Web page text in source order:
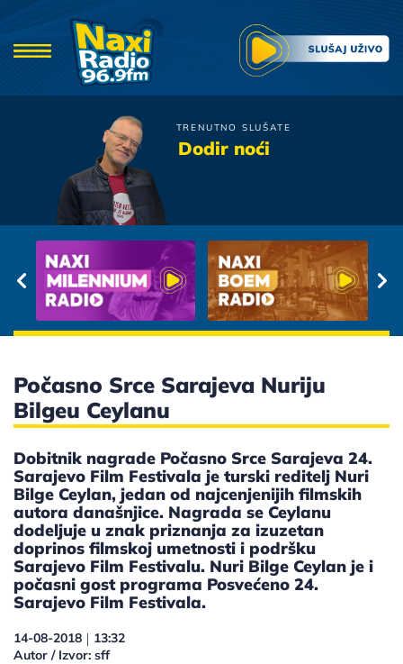
TRENUTNO SLUŠATE
Dodir noćiCrvena Jabuka
Počasno Srce Sarajeva Nuriju
Bilgeu Ceylanu
Dobitnik nagrade Počasno Srce Sarajeva 24.
Sarajevo Film Festivala je turski reditelj Nuri
Bilge Ceylan, jedan od najcenjenijih filmskih
autora današnjice. Nagrada se Ceylanu
dodeljuje u znak priznanja za izuzetan
doprinos filmskoj umetnosti i podršku
Sarajevo Film Festivalu. Nuri Bilge Ceylan je i
počasni gost programa Posvećeno 24.
Sarajevo Film Festivala.
14-08-2018 | 13:32
Autor / Izvor: sff